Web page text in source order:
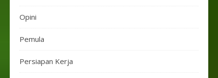
Opini
Pemula
Persiapan Kerja